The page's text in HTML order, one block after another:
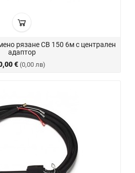
рязане CB 150 6м с централен
адаптор
€ (0,00 лв)